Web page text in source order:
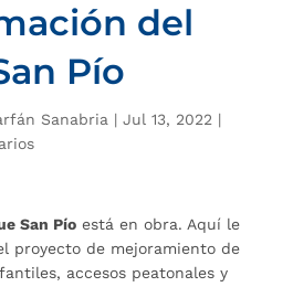
del
Pío
Sanabria | Jul 13, 2022 |
San Píoestá en obra. Aquí le
proyecto de mejoramiento de
accesos peatonales y